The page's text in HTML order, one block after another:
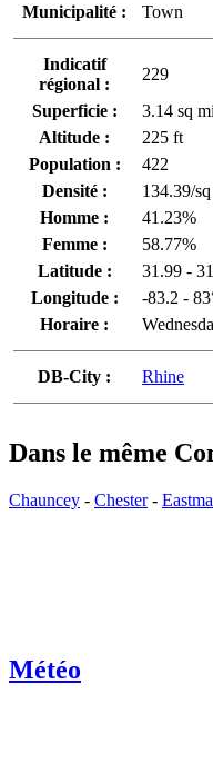
Municipalité :
Town
Indicatif
régional :
229
Superficie :
3.14 sq
Altitude :
225 ft
Population :
422
Densité :
134.39/
Homme :
41.23%
Femme :
58.77%
Latitude :
31.99 -
Longitude :
-83.2 -
Horaire :
DB-City : Rhine
Dans le même
Chauncey - Chester-
Météo